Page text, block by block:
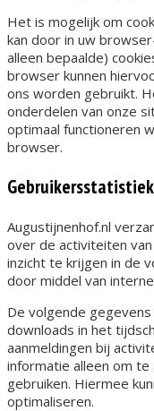
Het is mogelijk om
kan door in uw
alleen bepaalde)
browser kunnen
ons worden gebruikt.
onderdelen van onze
optimaal functioneren
browser.
Augustijnenhof.nl
over de activiteiten
inzicht te krijgen in de
door middel van
De volgende
downloads in het
aanmeldingen bij
informatie alleen om
gebruiken. Hiermee
optimaliseren.